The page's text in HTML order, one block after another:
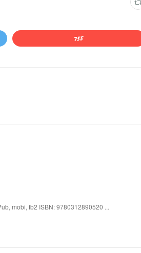
mobi, fb2 ISBN: 9780312890520 ...